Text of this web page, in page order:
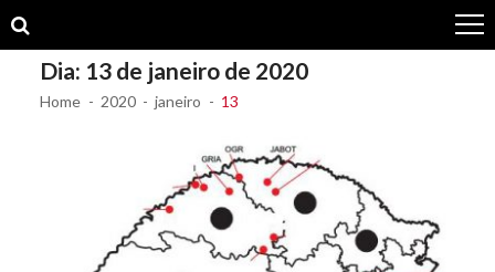
to
navigation
to
contentDia: 13 de janeiro de 2020
Home 2020 janeiro 13